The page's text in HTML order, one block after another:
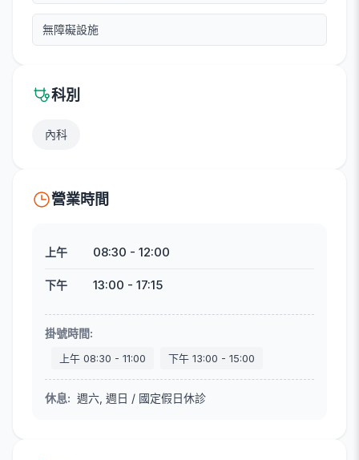
無障礙設施
科別
內科
營業時間
上午 08:30 - 12:00
下午 13:00 - 17:15
掛號時間:
上午 08:30 - 11:00 下午 13:00 - 15:00
休息: 週六, 週日 / 國定假日休診